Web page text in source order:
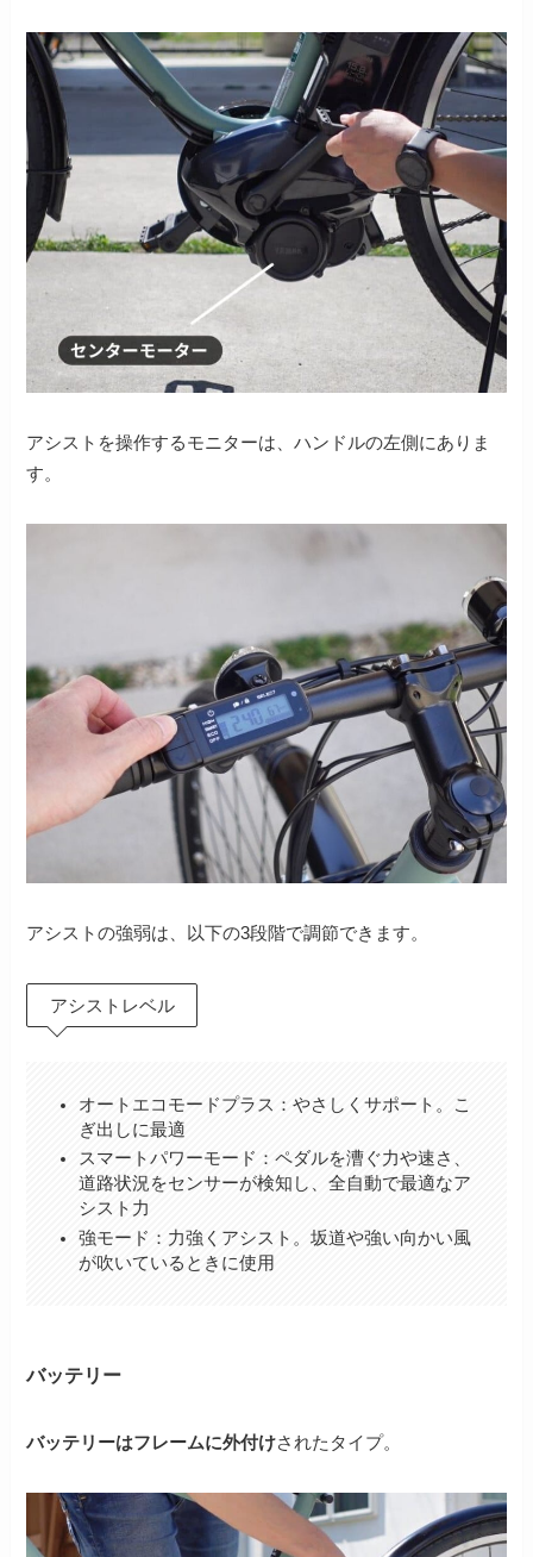
アシストを操作するモニターは、ハンドルの左側にありま
す。
アシストの強弱は、以下の3段階で調節できます。
アシストレベル
オートエコモードプラス：やさしくサポート。こ
ぎ出しに最適
スマートパワーモード：ペダルを漕ぐ力や速さ、
道路状況をセンサーが検知し、全自動で最適なア
シスト力
強モード：力強くアシスト。坂道や強い向かい風
が吹いているときに使用
バッテリー
バッテリーはフレームに外付けされたタイプ。